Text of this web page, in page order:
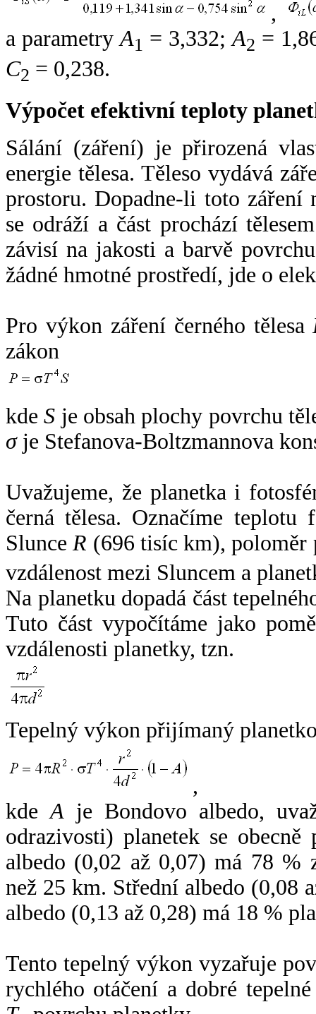
,
a parametryA1 = 3,332;A2 =
C2 = 0,238.
Výpočet efektivní teploty
Sálání (záření) je přirozená
energie tělesa. Těleso vydává
prostoru. Dopadne-li toto záření
se odráží a část prochází
závisí na jakosti a barvě
žádné hmotné prostředí, jde o
Pro výkon záření černého tělesa
zákon
kdeS je obsah plochy povrchu
σje Stefanova-Boltzmannova
Uvažujeme, že planetka i
černá tělesa. Označíme
SlunceR (696 tisíc km),
vzdálenost mezi Sluncem a
Na planetku dopadá část
Tuto část vypočítáme jako
vzdálenosti planetky, tzn.
Tepelný výkon přijímaný
,
kdeA je Bondovo albedo,
odrazivosti) planetek se
albedo (0,02 až 0,07) má 78 %
než 25 km. Střední albedo (0,08
albedo (0,13 až 0,28) má 18 %
Tento tepelný výkon vyzařuje
rychlého otáčení a dobré